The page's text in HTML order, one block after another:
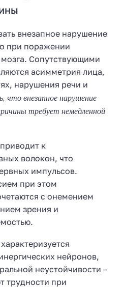
внезапное нарушение
при поражении
Сопутствующими
асимметрия лица,
нарушения речи и
что внезапное нарушение
требует немедленной
приводит к
волокон, что
импульсов.
при этом
с онемением
зрения и
характеризуется
нейронов,
неустойчивости –
трудности при